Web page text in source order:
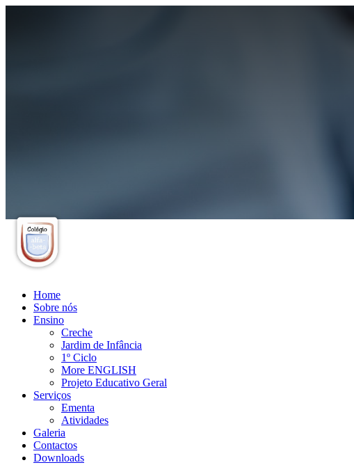
Home
Sobre nós
Ensino
Creche
Jardim de Infância
1º Ciclo
More ENGLISH
Projeto Educativo Geral
Serviços
Ementa
Atividades
Galeria
Contactos
Downloads